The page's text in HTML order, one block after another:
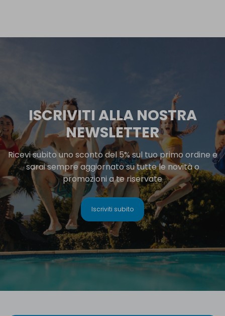
ISCRIVITI ALLA NOSTRA
NEWSLETTER
Ricevi subito uno sconto del 5% sul tuo primo ordine e
sarai sempre aggiornato su tutte le novità o
promozioni a te riservate
Iscriviti subito